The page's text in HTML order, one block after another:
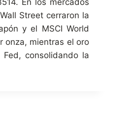
Street cerraron la
y el MSCI World
onza, mientras el oro
consolidando la